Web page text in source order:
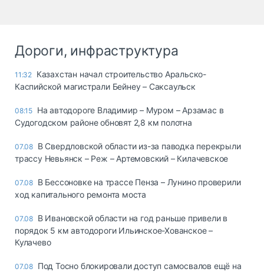
Дороги, инфраструктура
11:32 Казахстан начал строительство Аральско-
Каспийской магистрали Бейнеу – Саксаульск
08:15 На автодороге Владимир – Муром – Арзамас в
Судогодском районе обновят 2,8 км полотна
07.08 В Свердловской области из-за паводка перекрыли
трассу Невьянск – Реж – Артемовский – Килачевское
07.08 В Бессоновке на трассе Пенза – Лунино проверили
ход капитального ремонта моста
07.08 В Ивановской области на год раньше привели в
порядок 5 км автодороги Ильинское-Хованское –
Кулачево
07.08 Под Тосно блокировали доступ самосвалов ещё на